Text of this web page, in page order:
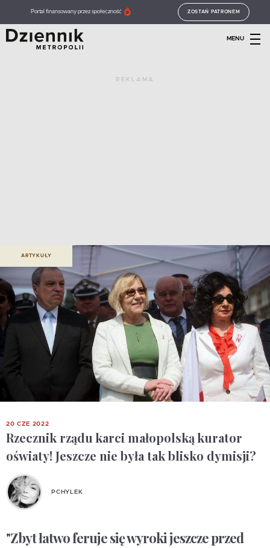
Portal finansowany przez społeczność ZOSTAŃ PATRONEM
MENU
REKLAMA
ARTYKUŁY
20 CZE 2022
Rzecznik rządu karci małopolską kurator
oświaty! Jeszcze nie była tak blisko dymisji?
PCHYLEK
"Zbyt łatwo feruje się wyroki jeszcze przed